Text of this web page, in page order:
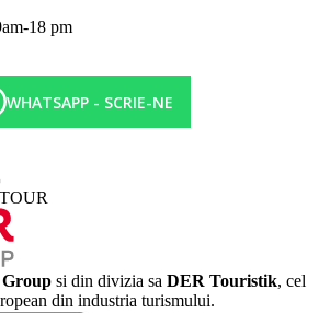
seara18 pm
WHATSAPP - SCRIE-NE
si din divizia sa DER Touristik, cel
din industria turismului.